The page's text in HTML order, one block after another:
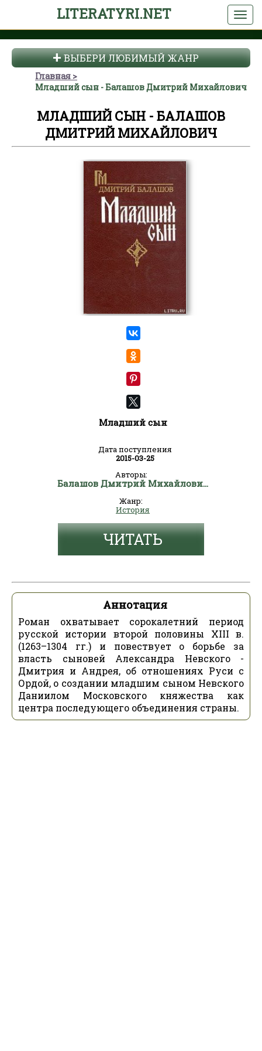
LITERATYRI.NET
ВЫБЕРИ ЛЮБИМЫЙ ЖАНР
Главная
Младший сын - Балашов Дмитрий Михайлович
МЛАДШИЙ СЫН - БАЛАШОВ
ДМИТРИЙ МИХАЙЛОВИЧ
Младший сын
Дата поступления
2015-03-25
Авторы:
Балашов Дмитрий Михайлович
Жанр:
История
ЧИТАТЬ
Аннотация
Роман охватывает сорокалетний период
русской истории второй половины XIII в.
(1263–1304 гг.) и повествует о борьбе за
власть сыновей Александра Невского -
Дмитрия и Андрея, об отношениях Руси с
Ордой, о создании младшим сыном Невского
Даниилом Московского княжества как
центра последующего объединения страны.